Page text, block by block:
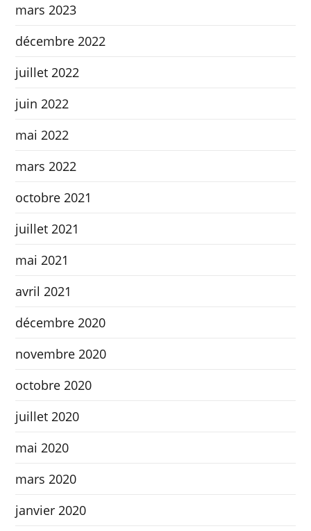
mars 2023
décembre 2022
juillet 2022
juin 2022
mai 2022
mars 2022
octobre 2021
juillet 2021
mai 2021
avril 2021
décembre 2020
novembre 2020
octobre 2020
juillet 2020
mai 2020
mars 2020
janvier 2020